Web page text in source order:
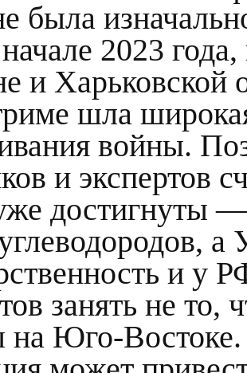
была
2023
и Харьковской
шла
войны.
и экспертов
достигнуты —
а
и у
занять не то,
на Юго-Востоке.